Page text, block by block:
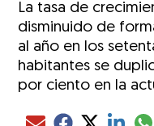
La tasa de
disminuido de
al año en los
habitantes se
por ciento en la